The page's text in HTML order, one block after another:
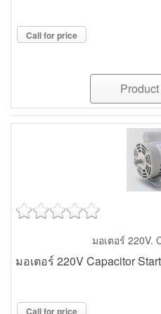
Call for price
มอเตอร์ 220V.
มอเตอร์ 220V Capacitor
Call for price